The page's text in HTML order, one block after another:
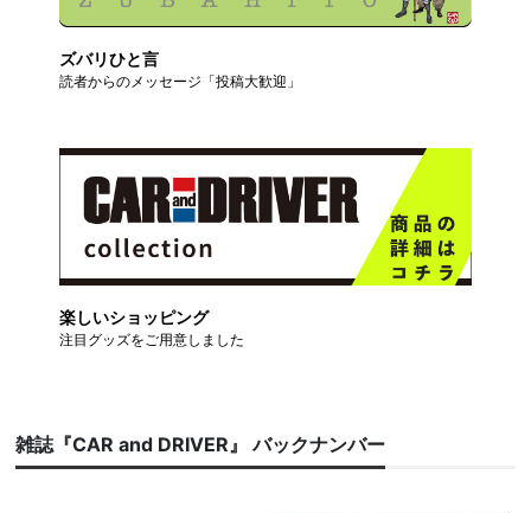
ズバリひと言
読者からのメッセージ「投稿大歓迎」
楽しいショッピング
注目グッズをご用意しました
雑誌『CAR and DRIVER』 バックナンバー